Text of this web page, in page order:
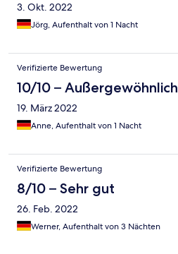
3. Okt. 2022
Jörg, Aufenthalt von 1 Nacht
Verifizierte Bewertung
10/10 – Außergewöhnlich
19. März 2022
Anne, Aufenthalt von 1 Nacht
Verifizierte Bewertung
8/10 – Sehr gut
26. Feb. 2022
Werner, Aufenthalt von 3 Nächten